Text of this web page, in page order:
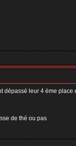
leur 4 ème
de thé ou pas